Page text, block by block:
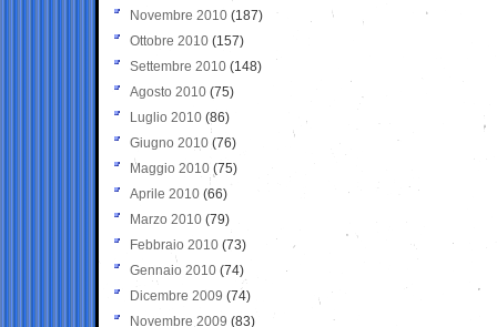
Novembre 2010 (187)
Ottobre 2010 (157)
Settembre 2010 (148)
Agosto 2010 (75)
Luglio 2010 (86)
Giugno 2010 (76)
Maggio 2010 (75)
Aprile 2010 (66)
Marzo 2010 (79)
Febbraio 2010 (73)
Gennaio 2010 (74)
Dicembre 2009 (74)
Novembre 2009 (83)